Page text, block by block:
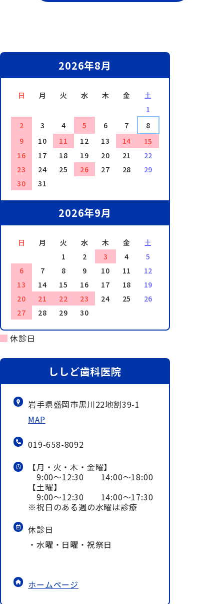
2026年8月
日 月 火 水 木 金
土
1
2
3 4 5 6 7
8
9
10 11 12 13 14
15
16
17 18 19 20 21
22
23
24 25 26 27 28
29
30
31
2026年9月
日 月 火 水 木 金
土
1
2 3 4
5
6
7 8 9 10 11
12
13
14 15 16 17 18
19
20
21 22 23 24 25
26
27
28 29 30
休診日
ししど歯科医院
岩手県盛岡市黒川22地割39-1
MAP
019-658-8092
【月・火・木・金曜】
9:00～12:30 14:00～18:00
【土曜】
9:00～12:30 14:00～17:30
※祝日のある週の水曜は診療
休診日
・水曜・日曜・祝祭日
ホームページ